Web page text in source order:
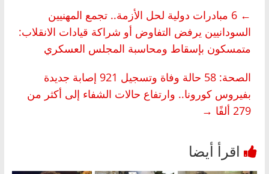
←
6 مبادرات دولية لحل الأزمة.. تجمع المهنيين
السودانيين يرفض التفاوض أو شراكة قيادات الانقلاب:
متمسكون بإسقاط ومحاسبة المجلس العسكري
الصحة: 58 حالة وفاة وتسجيل 921 إصابة جديدة
بفيروس كورونا.. وارتفاع حالات الشفاء إلى أكثر من
279 ألفًا
→